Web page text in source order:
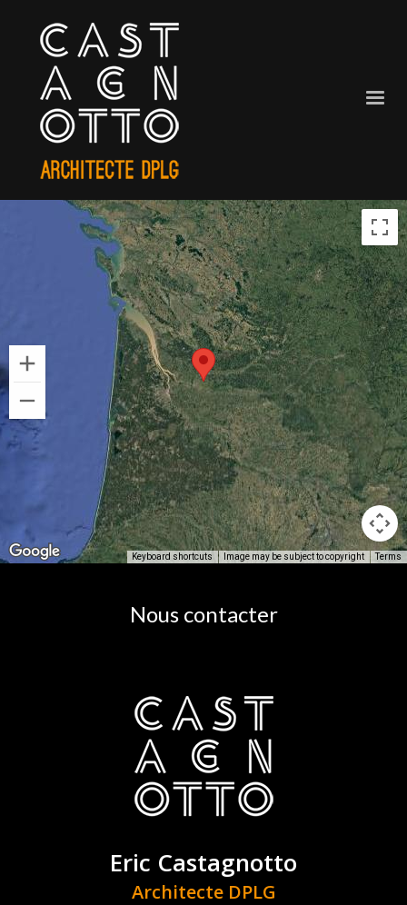
Keyboard shortcuts Image may be subject to copyright Terms
Nous contacter
Eric Castagnotto
Architecte DPLG